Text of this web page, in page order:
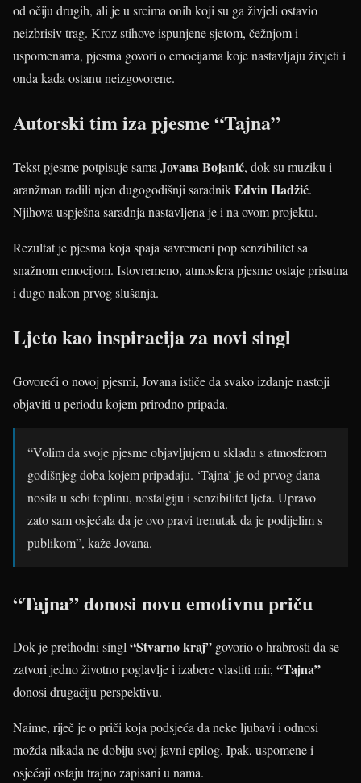
od očiju drugih, ali je u srcima onih koji su ga živjeli ostavio
neizbrisiv trag. Kroz stihove ispunjene sjetom, čežnjom i
uspomenama, pjesma govori o emocijama koje nastavljaju živjeti i
onda kada ostanu neizgovorene.
Autorski tim iza pjesme “Tajna”
Tekst pjesme potpisuje sama Jovana Bojanić, dok su muziku i
aranžman radili njen dugogodišnji saradnikEdvin Hadžić.
Njihova uspješna saradnja nastavljena je i na ovom projektu.
Rezultat je pjesma koja spaja savremeni pop senzibilitet sa
snažnom emocijom. Istovremeno, atmosfera pjesme ostaje prisutna
i dugo nakon prvog slušanja.
Ljeto kao inspiracija za novi singl
Govoreći o novoj pjesmi, Jovana ističe da svako izdanje nastoji
objaviti u periodu kojem prirodno pripada.
“Volim da svoje pjesme objavljujem u skladu s atmosferom
godišnjeg doba kojem pripadaju. ‘Tajna’ je od prvog dana
nosila u sebi toplinu, nostalgiju i senzibilitet ljeta. Upravo
zato sam osjećala da je ovo pravi trenutak da je podijelim s
publikom”, kaže Jovana.
“Tajna” donosi novu emotivnu priču
Dok je prethodni singl“Stvarno kraj” govorio o hrabrosti da se
zatvori jedno životno poglavlje i izabere vlastiti mir, “Tajna”
donosi drugačiju perspektivu.
Naime, riječ je o priči koja podsjeća da neke ljubavi i odnosi
možda nikada ne dobiju svoj javni epilog. Ipak, uspomene i
osjećaji ostaju trajno zapisani u nama.